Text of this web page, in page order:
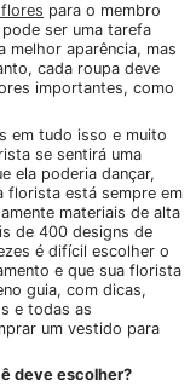
para o membro
ser uma tarefa
melhor aparência, mas
cada roupa deve
importantes, como
em tudo isso e muito
se sentirá uma
ela poderia dançar,
florista está sempre em
materiais de alta
de 400 designs de
é difícil escolher o
e que sua florista
guia, com dicas,
e todas as
um vestido para
deve escolher?